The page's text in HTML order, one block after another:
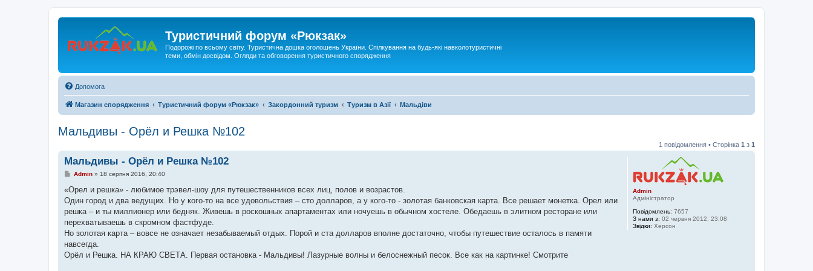
Туристичний форум «Рюкзак»
Подорожі по всьому світу. Туристична дошка оголошень України. Спілкування на будь-які навколотуристичні
теми, обмін досвідом. Огляди та обговорення туристичного спорядження
Допомога
Магазин спорядження Туристичний форум «Рюкзак» Закордонний туризм Туризм в Азії Мальдіви
Мальдивы - Орёл и Решка №102
1 повідомлення • Сторінка 1 з 1
Admin
Адміністратор
Повідомлень: 7657
З нами з: 02 червня 2012, 23:08
Звідки: Херсон
Мальдивы - Орёл и Решка №102
П
в
д
о
л
е
н
я
Admin» 18 серпня 2016, 20:40
«Орел и решка» - любимое трэвел-шоу для путешественников всех лиц, полов и возрастов.
Один город и два ведущих. Но у кого-то на все удовольствия – сто долларов, а у кого-то - золотая банковская карта. Все решает монетка. Орел или
решка – и ты миллионер или бедняк. Живешь в роскошных апартаментах или ночуешь в обычном хостеле. Обедаешь в элитном ресторане или
перехватываешь в скромном фастфуде.
Но золотая карта – вовсе не означает незабываемый отдых. Порой и ста долларов вполне достаточно, чтобы путешествие осталось в памяти
навсегда.
Орёл и Решка. НА КРАЮ СВЕТА. Первая остановка - Мальдивы! Лазурные волны и белоснежный песок. Все как на картинке! Смотрите